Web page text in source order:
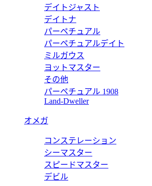
ト付き リバーシブル スリム ベルト
リムベルト 409417 AAD5L 1000
ント〕リバーシブル スリムベルト
デイトジャスト
デイトナ
パーペチュアル
パーペチュアルデイト
ミルガウス
ヨットマスター
その他
パーペチュアル 1908
Land-Dweller
オメガ
コンステレーション
シーマスター
スピードマスター
デビル